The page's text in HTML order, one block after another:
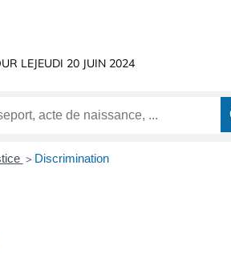
LEJEUDI 20 JUIN 2024
> Discrimination